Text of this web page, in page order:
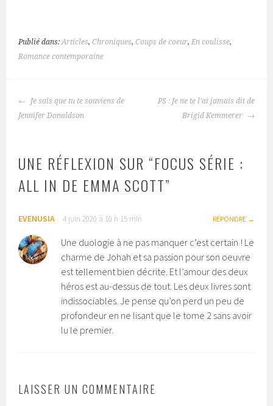
Publié dans:Articles,Chroniques,Coups de coeur,En coulisse,
Romance contemporaine
NAVIGATION
Je sais que tu te souviens de
Jennifer Donaldson
PS : Je ne te l’ai jamais dit de
Brigid Kemmerer
UNE RÉFLEXION SUR “FOCUS SÉRIE :
ALL IN DE EMMA SCOTT”
EVENUSIA 4 juin 2020 à 10 h 15 min RÉPONDRE
Une duologie à ne pas manquer c’est certain ! Le
charme de Johah et sa passion pour son oeuvre
est tellement bien décrite. Et l’amour des deux
héros est au-dessus de tout. Les deux livres sont
indissociables. Je pense qu’on perd un peu de
profondeur en ne lisant que le tome 2 sans avoir
lu le premier.
LAISSER UN COMMENTAIRE